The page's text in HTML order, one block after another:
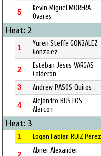
5
Kevin Miguel MORERA
Ovares
Heat: 2
1
Yuren Steffe GONZALEZ
Gonzalez
2
Esteban Jesus VARGAS
Calderon
3 Andrew PASOS Quiros
4
Alejandro BUSTOS
Alarcon
Heat: 3
1 Logan Fabian RUIZ Perez
Abner Alexander